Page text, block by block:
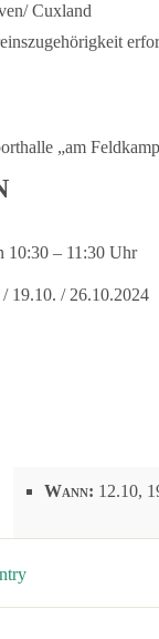
Cuxland
„am
10:30 – 11:30 Uhr
19.10. / 26.10.2024
Wann: 12.10,